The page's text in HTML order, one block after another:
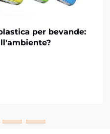
per bevande: